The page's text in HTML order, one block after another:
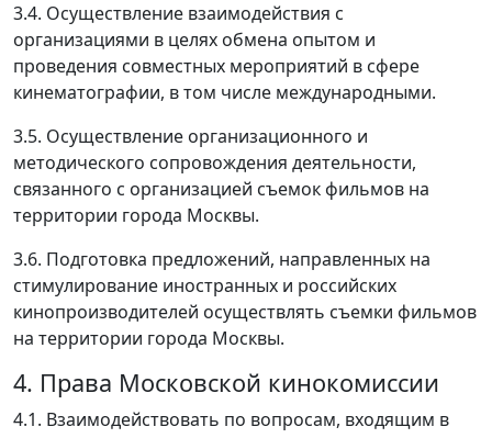
3.4. Осуществление взаимодействия с
организациями в целях обмена опытом и
проведения совместных мероприятий в сфере
кинематографии, в том числе международными.
3.5. Осуществление организационного и
методического сопровождения деятельности,
связанного с организацией съемок фильмов на
территории города Москвы.
3.6. Подготовка предложений, направленных на
стимулирование иностранных и российских
кинопроизводителей осуществлять съемки фильмов
на территории города Москвы.
4. Права Московской кинокомиссии
4.1. Взаимодействовать по вопросам, входящим в